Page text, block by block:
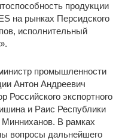
продукции
на рынках Персидского
исполнительный
промышленности
Антон Андреевич
Российского экспортного
и Раис Республики
Минниханов. В рамках
вопросы дальнейшего